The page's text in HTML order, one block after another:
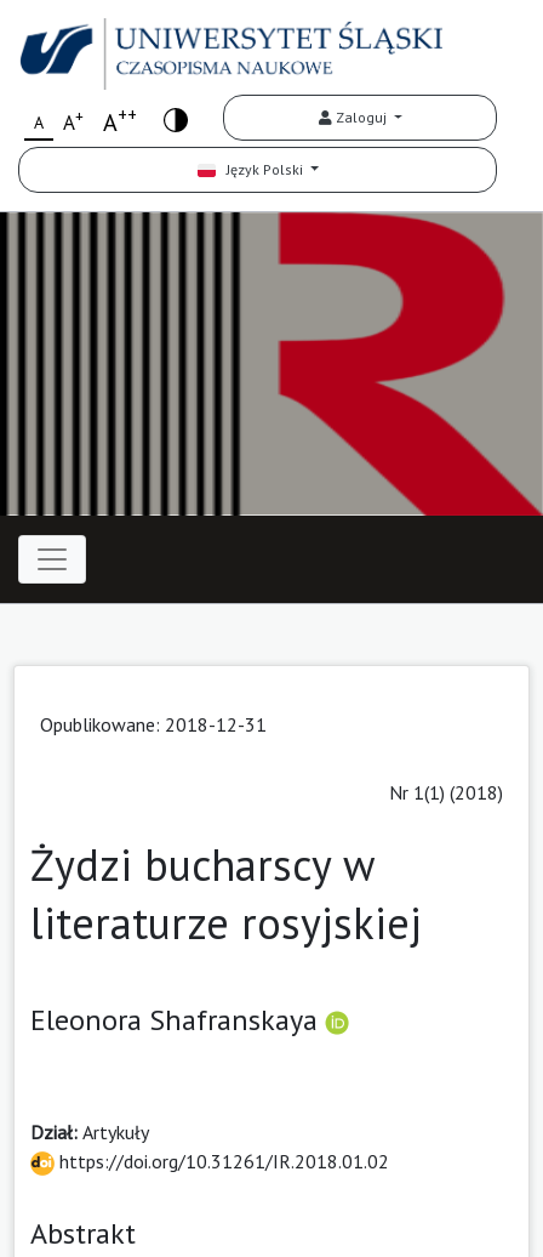
A A+ A++ Zaloguj
Język Polski
Opublikowane: 2018-12-31
Nr 1(1) (2018)
Żydzi bucharscy w
literaturze rosyjskiej
Eleonora Shafranskaya
Dział: Artykuły
https://doi.org/10.31261/IR.2018.01.02
Abstrakt